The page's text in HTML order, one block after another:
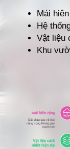
Mái
Hệ
Vật liệu
Khu